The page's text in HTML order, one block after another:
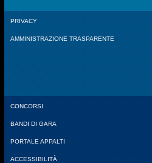
PRIVACY
AMMINISTRAZIONE TRASPARENTE
CONCORSI
BANDI DI GARA
PORTALE APPALTI
ACCESSIBILITÀ